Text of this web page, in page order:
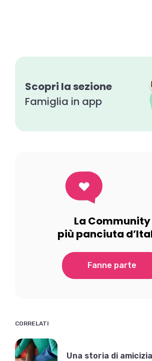
Scopri la sezione
Famiglia in app
La Community
più panciuta
Fanne parte
CORRELATI
Una storia di